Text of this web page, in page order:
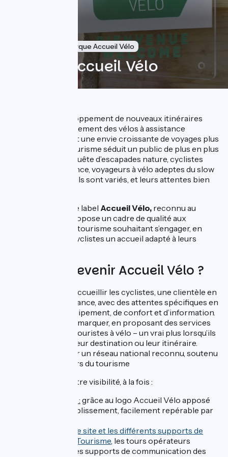
Marque Accueil Vélo
Devenir Accueil Vélo
Porté par le développement de nouveaux itinéraires
cyclables, le déploiement des vélos à assistance
électrique (VAE) et une envie croissante de voyages plus
durables, le vélotourisme séduit un public de plus en plus
large. Familles en quête d’escapades nature, cyclistes
sportifs en itinérance, voyageurs à vélo adeptes du slow
tourisme… les profils sont variés, et leurs attentes bien
Pour y répondre, le label Accueil Vélo, reconnu au
niveau national, propose un cadre de qualité aux
professionnels du tourisme souhaitant s’engager, en
garantissant aux cyclistes un accueil adapté à leurs
Pourquoi devenir Accueil Vélo ?
Pour mieux accueillir les cyclistes, une clientèle en
pleine croissance, avec des attentes spécifiques en
matière d’équipement, de confort et d’information.
Pour vous démarquer, en proposant des services
adaptés aux touristes à vélo – un vrai plus lorsqu’ils
choisissent leur destination ou leur itinéraire.
Pour intégrer un réseau national reconnu, soutenu
par les acteurs du tourisme
Pour renforcer votre visibilité, à la fois :
Sur le terrain : grâce au logo Accueil Vélo apposé
sur votre établissement, facilement repérable par
le site et les différents supports de
France Vélo Tourisme, les tours opérateurs
spécialisés, les supports de communication des